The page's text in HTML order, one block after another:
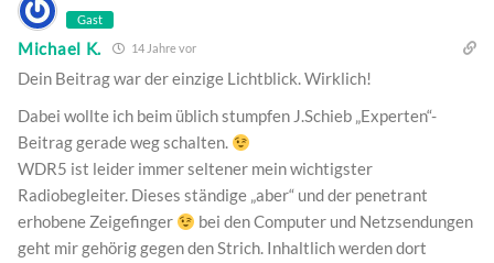
Gast
Michael K. 14 Jahre vor
Dein Beitrag war der einzige Lichtblick. Wirklich!
Dabei wollte ich beim üblich stumpfen J.Schieb „Experten“-
Beitrag gerade weg schalten.
WDR5 ist leider immer seltener mein wichtigster
Radiobegleiter. Dieses ständige „aber“ und der penetrant
erhobene Zeigefinger
bei den Computer und Netzsendungen
geht mir gehörig gegen den Strich. Inhaltlich werden dort